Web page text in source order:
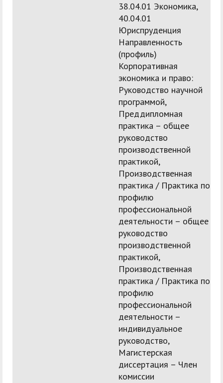
38.04.01 Экономика,
40.04.01
Юриспруденция
Направленность
(профиль)
Корпоративная
экономика и право:
Руководство научной
программой,
Преддипломная
практика – общее
руководство
производственной
практикой,
Производственная
практика / Практика по
профилю
профессиональной
деятельности – общее
руководство
производственной
практикой,
Производственная
практика / Практика по
профилю
профессиональной
деятельности –
индивидуальное
руководство,
Магистерская
диссертация – Член
комиссии